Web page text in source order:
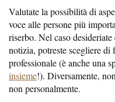
Valutate la possibilità di
voce alle persone più
riserbo. Nel caso
notizia, potreste scegliere
professionale (è anche una
insieme!). Diversamente,
non personalmente.